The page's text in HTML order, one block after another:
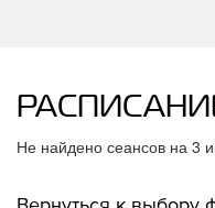
Не найдено сеансов на 3